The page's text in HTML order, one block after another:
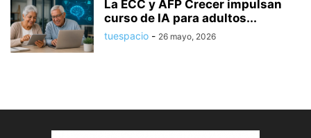
La ECC y AFP Crecer impulsan
curso de IA para adultos...
tuespacio - 26 mayo, 2026